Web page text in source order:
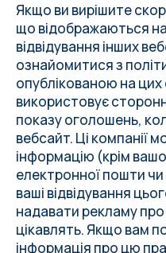
Якщо ви вирішите
що відображаються
відвідування інших
ознайомитися з
опублікованою на
використовує
показу оголошень,
вебсайт. Ці компанії
інформацію (крім
електронної пошти
ваші відвідування
надавати рекламу про
цікавлять. Якщо вам
інформація про цю